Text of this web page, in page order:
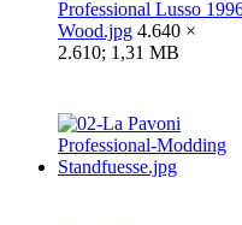
Professional Lusso
Wood.jpg 4.640 ×
2.610; 1,31 MB